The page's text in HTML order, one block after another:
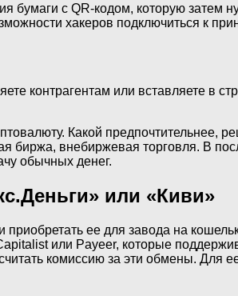
бумаги с QR-кодом, которую
хакеров подключиться к
контрагентам или вставляете в
Какой предпочтительнее,
внебиржевая торговля. В
обычных денег.
или «Киви»
ее для завода на
или Payeer, которые
комиссию за эти обмены. Для